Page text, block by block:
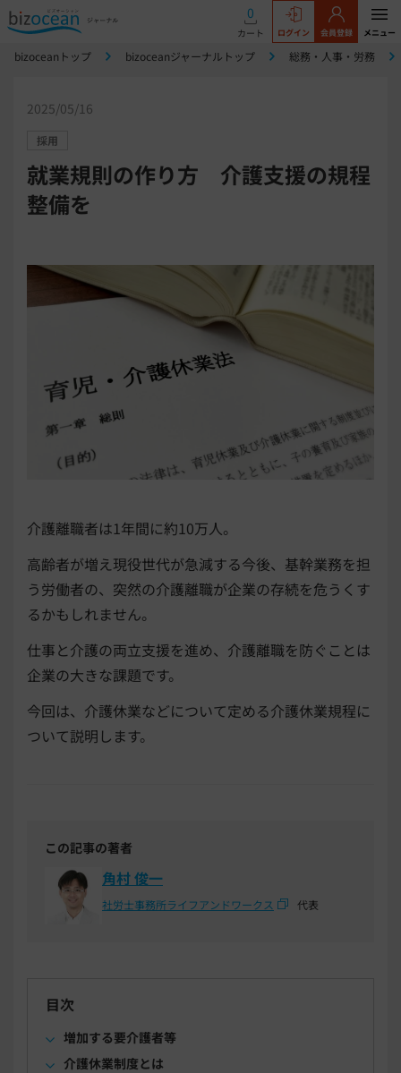
0
カート ログイン 会員登録 メニュー
bizoceanトップ bizoceanジャーナルトップ 総務・人事・労務
2025/05/16
採用
就業規則の作り方 介護支援の規程
整備を
介護離職者は1年間に約10万人。
高齢者が増え現役世代が急減する今後、基幹業務を担
う労働者の、突然の介護離職が企業の存続を危うくす
るかもしれません。
仕事と介護の両立支援を進め、介護離職を防ぐことは
企業の大きな課題です。
今回は、介護休業などについて定める介護休業規程に
ついて説明します。
この記事の著者
角村 俊一
社労士事務所ライフアンドワークス 代表
目次
増加する要介護者等
介護休業制度とは